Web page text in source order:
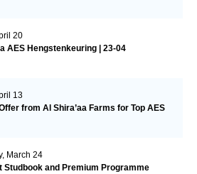
20
AES Hengstenkeuring | 23-04
13
from Al Shira’aa Farms for Top AES
March 24
Studbook and Premium Programme